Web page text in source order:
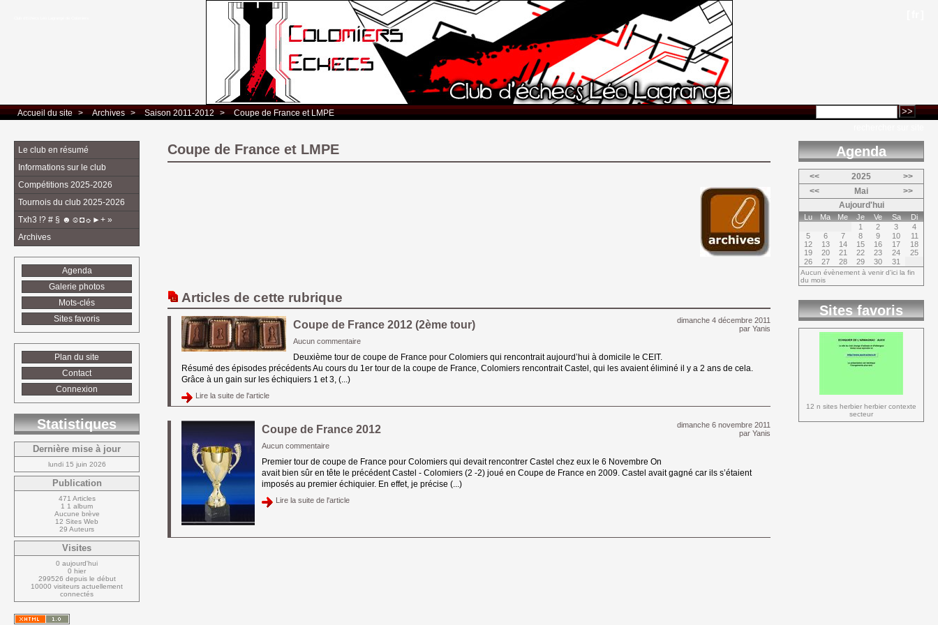
Accueil du site > Archives > Saison 2011-2012 > Coupe de France et LMPE
Coupe de France et LMPE
Articles de cette rubrique
dimanche 4 décembre 2011
par Yanis
Coupe de France 2012 (2ème tour)
Aucun commentaire
Deuxième tour de coupe de France pour Colomiers qui rencontrait aujourd’hui à domicile le CEIT.
Résumé des épisodes précédents Au cours du 1er tour de la coupe de France, Colomiers rencontrait Castel, qui les avaient éliminé il y a 2 ans de cela.
Grâce à un gain sur les échiquiers 1 et 3, (...)
Lire la suite de l'article
dimanche 6 novembre 2011
par Yanis
Coupe de France 2012
Aucun commentaire
Premier tour de coupe de France pour Colomiers qui devait rencontrer Castel chez eux le 6 Novembre On
avait bien sûr en tête le précédent Castel - Colomiers (2 -2) joué en Coupe de France en 2009. Castel avait gagné car ils s’étaient
imposés au premier échiquier. En effet, je précise (...)
Lire la suite de l'article
Le club en résumé
Informations sur le club
Compétitions 2025-2026
Tournois du club 2025-2026
Txh3 !? # § ☻☺◘☼►+ »
Archives
Agenda
Galerie photos
Mots-clés
Sites favoris
Plan du site
Contact
Connexion
Statistiques
Dernière mise à jour
lundi 15 juin 2026
Publication
471 Articles
1 1 album
Aucune brève
12 Sites Web
29 Auteurs
Visites
0 aujourd'hui
0 hier
299526 depuis le début
10000 visiteurs actuellement
connectés
Agenda
<< 2025
>>
<<
Mai
>>
Aujourd'hui
Lu Ma Me Je Ve Sa
Di
1
2 3
4
5
6 7 8 9 10
11
12
13 14 15 16 17
18
19
20 21 22 23 24
25
26
27 28 29 30 31
Aucun évènement à venir d'ici la fin
du mois
Sites favoris
12 n sites herbier herbier contexte
secteur